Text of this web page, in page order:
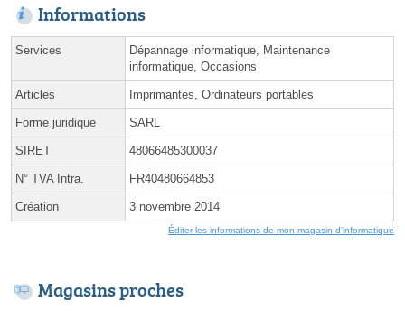
Informations
Services
Dépannage informatique, Maintenance
informatique, Occasions
Articles Imprimantes, Ordinateurs portables
Forme juridique SARL
SIRET 48066485300037
N° TVA Intra. FR40480664853
Création 3 novembre 2014
Éditer les informations de mon magasin d'informatique
Magasins proches